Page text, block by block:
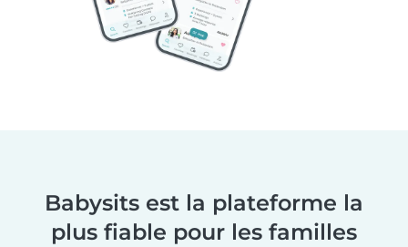
Babysits est la plateforme la
plus fiable pour les familles